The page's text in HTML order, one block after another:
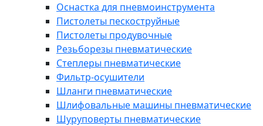
Оснастка для пневмоинструмента
Пистолеты пескоструйные
Пистолеты продувочные
Резьборезы пневматические
Степлеры пневматические
Фильтр-осушители
Шланги пневматические
Шлифовальные машины пневматические
Шуруповерты пневматические